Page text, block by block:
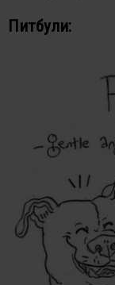
Питбули: